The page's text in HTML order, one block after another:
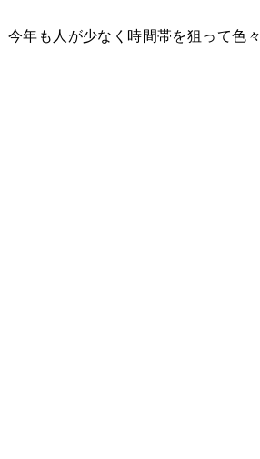
年も人が少なく時間帯を狙って色々